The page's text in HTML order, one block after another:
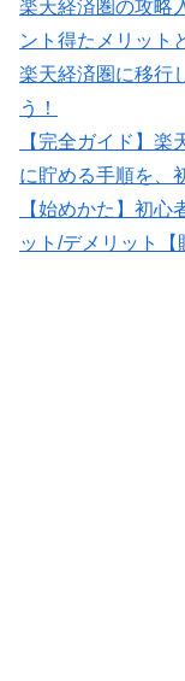
楽天経済圏の攻略
ント得たメリット
楽天経済圏に移行
う！
【完全ガイド】
に貯める手順を、
【始めかた】初
ット/デメリット【